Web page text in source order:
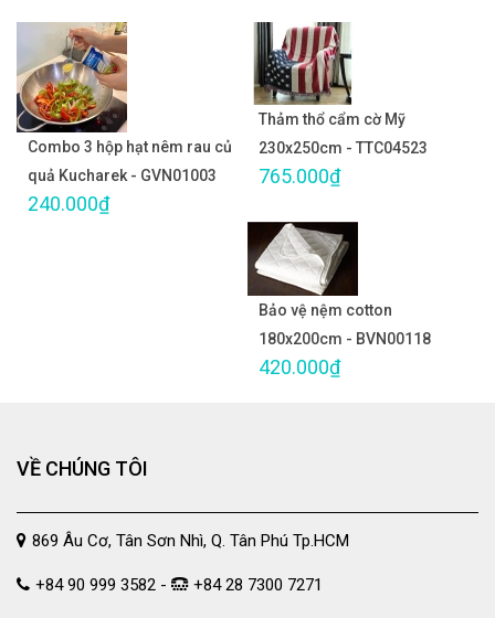
Combo 3 hộp hạt nêm rau củ
quả Kucharek - GVN01003
240.000₫
Thảm thổ cẩm cờ Mỹ
230x250cm - TTC04523
765.000₫
Bảo vệ nệm cotton
180x200cm - BVN00118
420.000₫
VỀ CHÚNG TÔI
869 Âu Cơ, Tân Sơn Nhì, Q. Tân Phú Tp.HCM
+84 90 999 3582 - +84 28 7300 7271